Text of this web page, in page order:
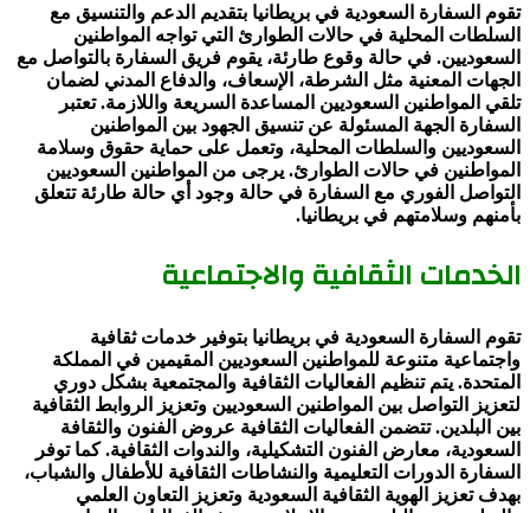
تقوم السفارة السعودية في بريطانيا بتقديم الدعم والتنسيق مع
السلطات المحلية في حالات الطوارئ التي تواجه المواطنين
السعوديين. في حالة وقوع طارئة، يقوم فريق السفارة بالتواصل مع
الجهات المعنية مثل الشرطة، الإسعاف، والدفاع المدني لضمان
تلقي المواطنين السعوديين المساعدة السريعة واللازمة. تعتبر
السفارة الجهة المسئولة عن تنسيق الجهود بين المواطنين
السعوديين والسلطات المحلية، وتعمل على حماية حقوق وسلامة
المواطنين في حالات الطوارئ. يرجى من المواطنين السعوديين
التواصل الفوري مع السفارة في حالة وجود أي حالة طارئة تتعلق
بأمنهم وسلامتهم في بريطانيا.
الخدمات الثقافية والاجتماعية
تقوم السفارة السعودية في بريطانيا بتوفير خدمات ثقافية
واجتماعية متنوعة للمواطنين السعوديين المقيمين في المملكة
المتحدة. يتم تنظيم الفعاليات الثقافية والمجتمعية بشكل دوري
لتعزيز التواصل بين المواطنين السعوديين وتعزيز الروابط الثقافية
بين البلدين. تتضمن الفعاليات الثقافية عروض الفنون والثقافة
السعودية، معارض الفنون التشكيلية، والندوات الثقافية. كما توفر
السفارة الدورات التعليمية والنشاطات الثقافية للأطفال والشباب،
بهدف تعزيز الهوية الثقافية السعودية وتعزيز التعاون العلمي